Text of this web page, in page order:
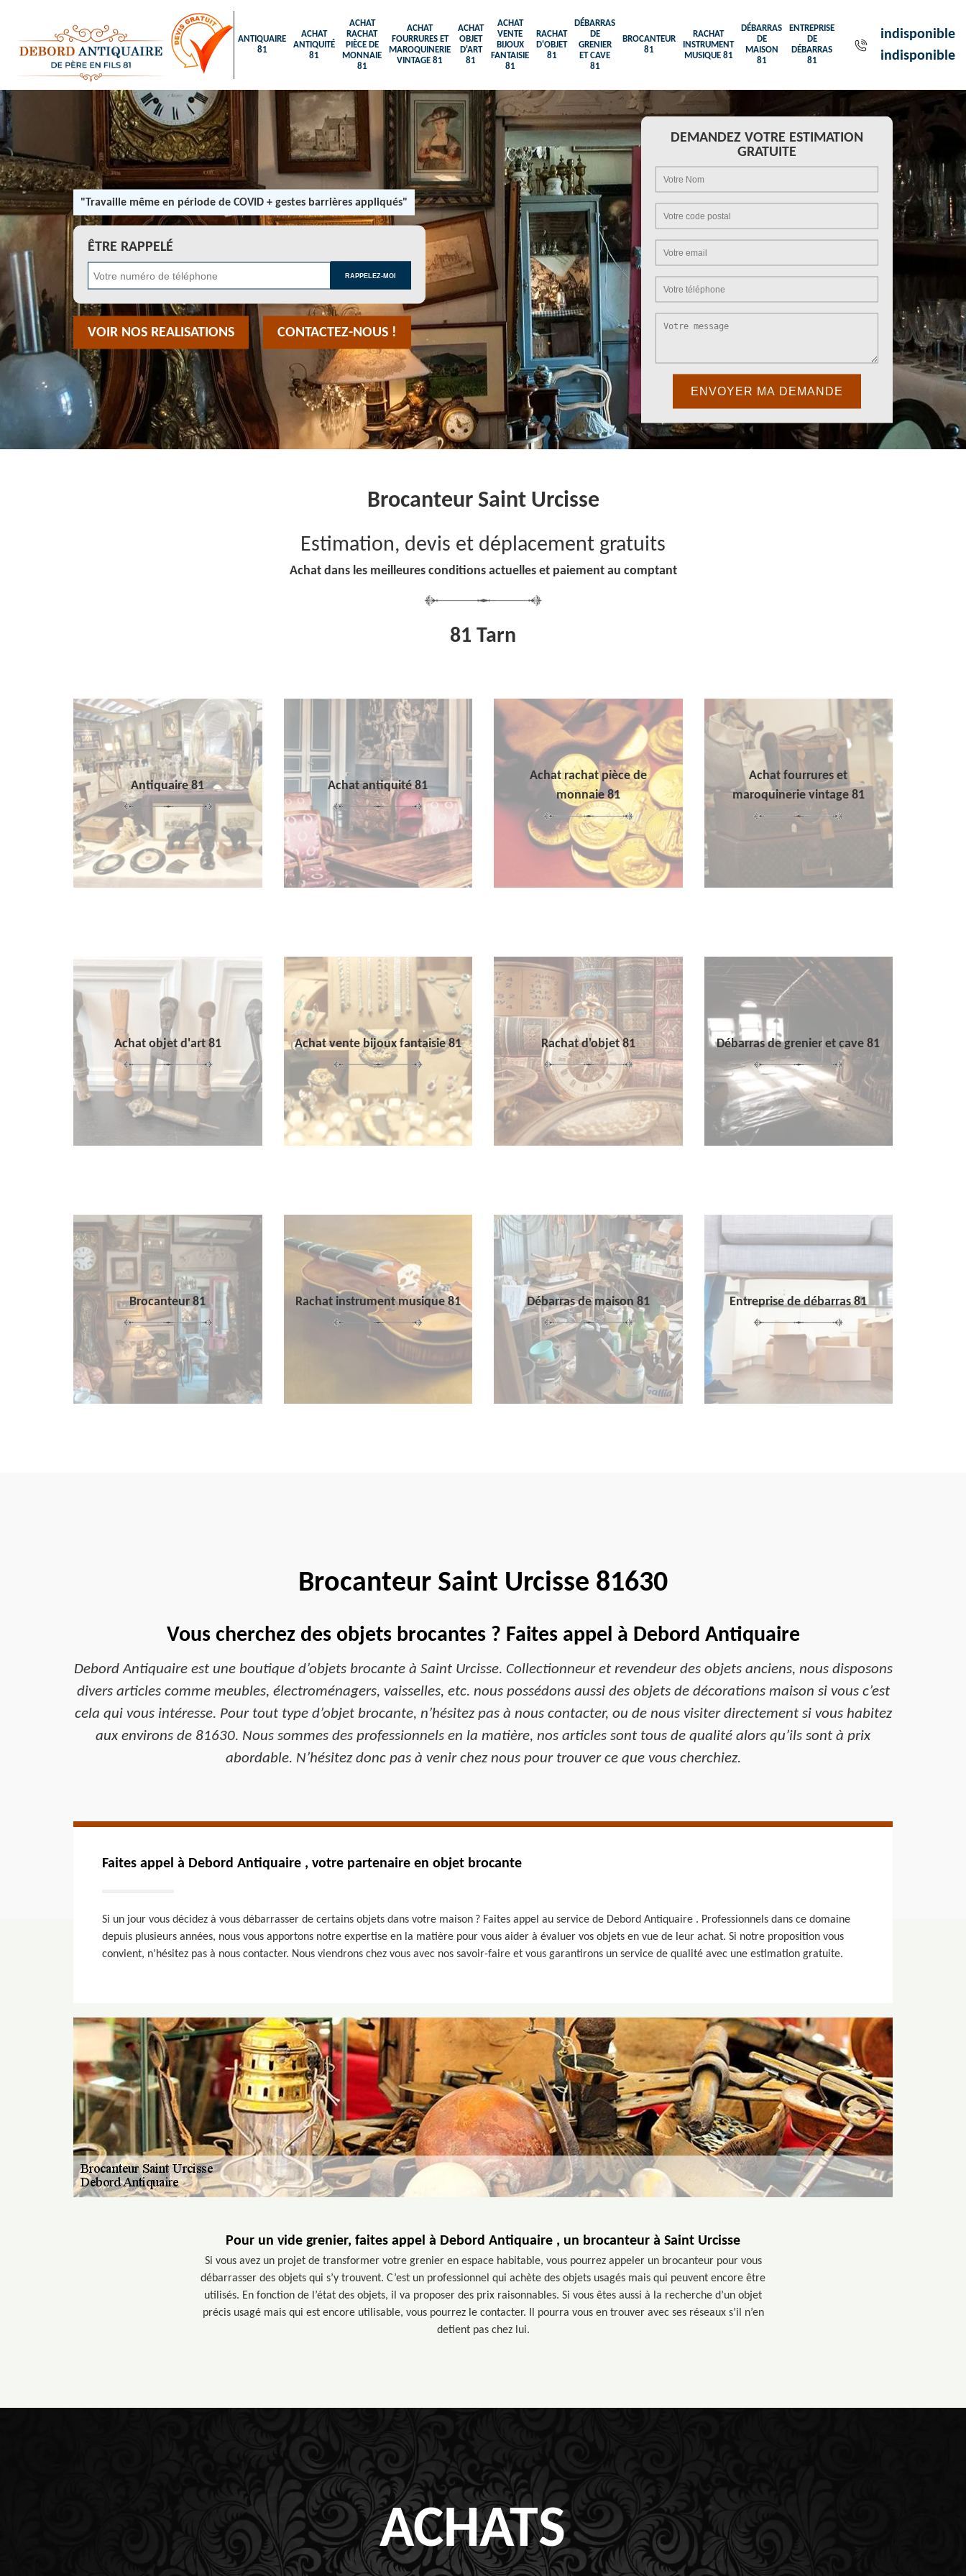
ANTIQUAIRE
81
ACHAT
ANTIQUITÉ
81
ACHAT
RACHAT
PIÈCE DE
MONNAIE
81
ACHAT
FOURRURES ET
MAROQUINERIE
VINTAGE 81
ACHAT
OBJET
D'ART
81
ACHAT
VENTE
BIJOUX
FANTAISIE
81
RACHAT
D'OBJET
81
DÉBARRAS
DE
GRENIER
ET CAVE
81
BROCANTEUR
81
RACHAT
INSTRUMENT
MUSIQUE 81
DÉBARRAS
DE
MAISON
81
ENTREPRISE
DE
DÉBARRAS
81
indisponible
indisponible
"Travaille même en période de COVID + gestes barrières appliqués"
ÊTRE RAPPELÉ
VOIR NOS REALISATIONS CONTACTEZ-NOUS !
DEMANDEZ VOTRE ESTIMATION
GRATUITE
Brocanteur Saint Urcisse
Estimation, devis et déplacement gratuits
Achat dans les meilleures conditions actuelles et paiement au comptant
81 Tarn
Antiquaire 81 Achat antiquité 81
Achat rachat pièce de
monnaie 81
Achat fourrures et
maroquinerie vintage 81
Achat objet d'art 81 Achat vente bijoux fantaisie 81 Rachat d'objet 81 Débarras de grenier et cave 81
Brocanteur 81 Rachat instrument musique 81 Débarras de maison 81 Entreprise de débarras 81
Brocanteur Saint Urcisse 81630
Vous cherchez des objets brocantes ? Faites appel à Debord Antiquaire
Debord Antiquaire est une boutique d’objets brocante à Saint Urcisse. Collectionneur et revendeur des objets anciens, nous disposons
divers articles comme meubles, électroménagers, vaisselles, etc. nous possédons aussi des objets de décorations maison si vous c’est
cela qui vous intéresse. Pour tout type d’objet brocante, n’hésitez pas à nous contacter, ou de nous visiter directement si vous habitez
aux environs de 81630. Nous sommes des professionnels en la matière, nos articles sont tous de qualité alors qu’ils sont à prix
abordable. N’hésitez donc pas à venir chez nous pour trouver ce que vous cherchiez.
Faites appel à Debord Antiquaire , votre partenaire en objet brocante
Si un jour vous décidez à vous débarrasser de certains objets dans votre maison ? Faites appel au service de Debord Antiquaire . Professionnels dans ce domaine
depuis plusieurs années, nous vous apportons notre expertise en la matière pour vous aider à évaluer vos objets en vue de leur achat. Si notre proposition vous
convient, n’hésitez pas à nous contacter. Nous viendrons chez vous avec nos savoir-faire et vous garantirons un service de qualité avec une estimation gratuite.
Pour un vide grenier, faites appel à Debord Antiquaire , un brocanteur à Saint Urcisse
Si vous avez un projet de transformer votre grenier en espace habitable, vous pourrez appeler un brocanteur pour vous
débarrasser des objets qui s’y trouvent. C’est un professionnel qui achète des objets usagés mais qui peuvent encore être
utilisés. En fonction de l’état des objets, il va proposer des prix raisonnables. Si vous êtes aussi à la recherche d’un objet
précis usagé mais qui est encore utilisable, vous pourrez le contacter. Il pourra vous en trouver avec ses réseaux s’il n’en
detient pas chez lui.
ACHATS